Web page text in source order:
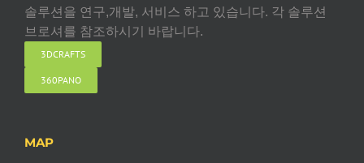
솔루션을 연구,개발, 서비스 하고 있습니다. 각 솔루션
브로셔를 참조하시기 바랍니다.
3DCRAFTS
360PANO
MAP